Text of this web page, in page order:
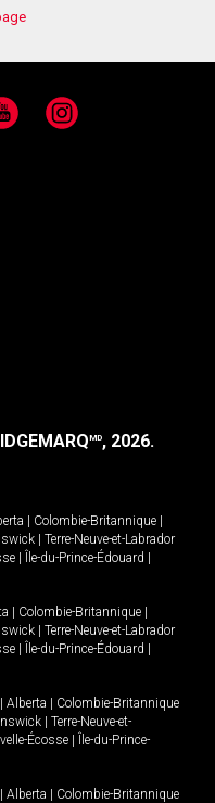
Instagram
MD, 2026.
Colombie-Britannique
Terre-Neuve-et-Labrador
Île-du-Prince-Édouard
Colombie-Britannique
Terre-Neuve-et-Labrador
Île-du-Prince-Édouard
Alberta
Colombie-Britannique
Terre-Neuve-et-
Écosse
Île-du-Prince-
Alberta
Colombie-Britannique